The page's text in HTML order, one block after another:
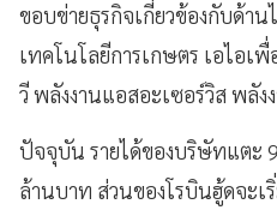
ขอบข่ายธุรกิจเกี่ยวข้องกับด้า
เทคโนโลยีการเกษตร เอไอเ
วี พลังงานแอสอะเซอร์วิส พลัง
ปัจจุบัน รายได้ของบริษัทแตะ
ล้านบาท ส่วนของโรบินฮู้ดจะ